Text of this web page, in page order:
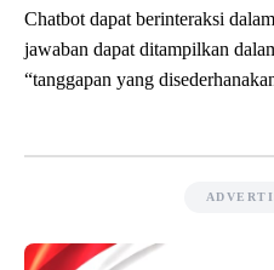
Chatbot dapat berinteraksi
jawaban dapat ditampilkan
“tanggapan yang